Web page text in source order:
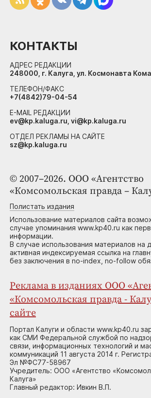
© 2007–2026. ООО «Агентство
«Комсомольская правда –
Полистать издания
Использование материалов сайта
случае упоминания www.kp40.ru как
информации.
В случае использования материалов на
активная индексируемая ссылка на
без заключения в no-index, no-follow
Реклама в изданиях ООО
«Комсомольская правда -
сайте
Портал Калуги и области www.kp40.ru
как СМИ Федеральной службой по
связи, информационных технологий и
коммуникаций 11 августа 2014 г.
Эл №ФС77-58967
Учредитель: ООО «Агентство
Калуга»
Главный редактор: Ивкин В.П.
КОНТАКТЫ
АДРЕС РЕДАКЦИИ
248000, г. Калуга, ул. Космонавта
ТЕЛЕФОН/ФАКС
+7(4842)79-04-54
E-MAIL РЕДАКЦИИ
ev@kp.kaluga.ru, vi@kp.kaluga.ru
ОТДЕЛ РЕКЛАМЫ НА САЙТЕ
sz@kp.kaluga.ru